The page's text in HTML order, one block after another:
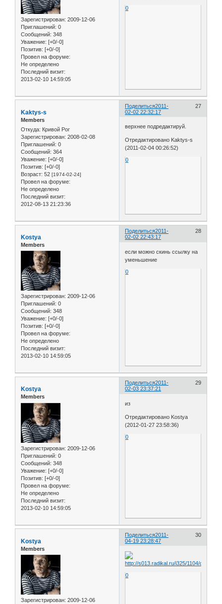
Зарегистрирован: 2009-12-06
Приглашений: 0
Сообщений: 348
Уважение: [+0/-0]
Позитив: [+0/-0]
Провел на форуме:
Не определено
Последний визит:
2013-02-10 14:59:05
0
Поделиться 27
2011-
02-02 22:32:17
Kaktys-s
Members
Откуда: Кривой Рог
Зарегистрирован: 2008-02-08
Приглашений: 0
Сообщений: 364
Уважение: [+0/-0]
Позитив: [+0/-0]
Возраст: 52 [1974-02-24]
Провел на форуме:
Не определено
Последний визит:
2012-08-13 21:23:36
верхнее подредактируй.
Отредактировано Kaktys-s
(2011-02-04 00:26:52)
0
Поделиться 28
2011-
02-02 22:43:17
Kostya
Members
Зарегистрирован: 2009-12-06
Приглашений: 0
Сообщений: 348
Уважение: [+0/-0]
Позитив: [+0/-0]
Провел на форуме:
Не определено
Последний визит:
2013-02-10 14:59:05
если можно скинь ссылку на
уменьшение
0
Поделиться 29
2011-
02-03 23:37:21
Kostya
Members
Зарегистрирован: 2009-12-06
Приглашений: 0
Сообщений: 348
Уважение: [+0/-0]
Позитив: [+0/-0]
Провел на форуме:
Не определено
Последний визит:
2013-02-10 14:59:05
из
Отредактировано Kostya
(2012-01-27 23:58:36)
0
Поделиться 30
2011-
04-19 23:28:47
Kostya
Members
Зарегистрирован: 2009-12-06
0